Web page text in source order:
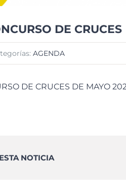
DE CRUCES
AGENDA
DE CRUCES DE MAYO
NOTICIA